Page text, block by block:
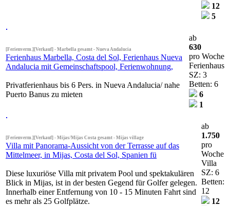
12
5
[Ferienverm.][Verkauf] - Marbella gesamt - Nueva Andalucia
Ferienhaus Marbella, Costa del Sol, Ferienhaus Nueva
Andalucia mit Gemeinschaftspool, Ferienwohnung,
Privatferienhaus bis 6 Pers. in Nueva Andalucia/ nahe
Puerto Banus zu mieten
ab
630
pro Woche
Ferienhaus
SZ: 3
Betten: 6
6
1
[Ferienverm.][Verkauf] - Mijas/Mijas Costa gesamt - Mijas village
Villa mit Panorama-Aussicht von der Terrasse auf das
Mittelmeer, in Mijas, Costa del Sol, Spanien fü
Diese luxuriöse Villa mit privatem Pool und spektakulären
Blick in Mijas, ist in der besten Gegend für Golfer gelegen.
Innerhalb einer Entfernung von 10 - 15 Minuten Fahrt sind
es mehr als 25 Golfplätze.
ab
1.750
pro
Woche
Villa
SZ: 6
Betten:
12
12